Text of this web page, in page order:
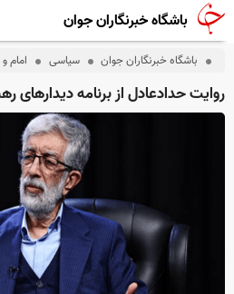
باشگاه خبرنگاران جوان
باشگاه خبرنگاران جوان سیاسی امام
روایت حدادعادل از برنامه‌ دیدارهای